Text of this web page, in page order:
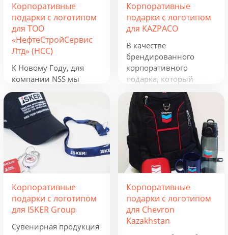
Корпоративные
подарки с логотипом
для ТОО
«НефтеСтройСервис
Лтд» (НСС)
К Новому Году, для
компании NSS мы
разработали
креативную подборку
из наборов «Кофеист»,
«Christmas Sky» и
«Adora». Вглядываться
в черное, как смоль,
зимнее небо и
подмигивать в ответ
Вдыхать ягодный
аромат чая и ощущать
кислинку варенья на
языке. Остановись,
Корпоративные
подарки с логотипом
для KAZPACO
В качестве
брендированного
корпоративного
подарка, который
можно использовать в
течение всего года, мы
предложили набор из
рюкзака, фонарика,
термокружки и
беспроводного
зарядного устройства.
Эти сувениры с
сферу деятельности
группы компаний и
будут полезны всем,
кто ведет активную
Корпоративные
подарки с логотипом
для ISKER Group
Сувенирная продукция
Корпоративные
подарки с логотипом
для Chevron
Kazakhstan